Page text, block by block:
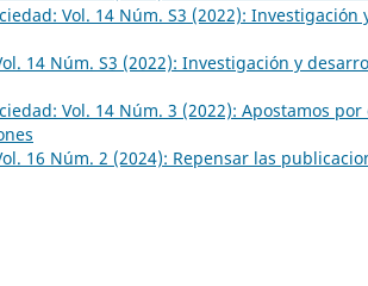
Vol. 14 Núm. S3 (2022): Investigación
14 Núm. S3 (2022): Investigación y
Vol. 14 Núm. 3 (2022): Apostamos por
16 Núm. 2 (2024): Repensar las